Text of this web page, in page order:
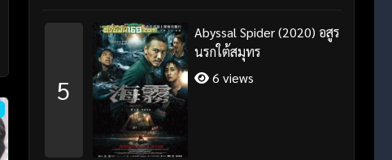
5
Abyssal Spider (2020) อสูร
นรกใต้สมุทร
6 views